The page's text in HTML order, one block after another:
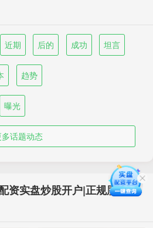
近期 后的 成功 坦言
趋势
曝光
话题动态
资实盘炒股开户|正规股票配